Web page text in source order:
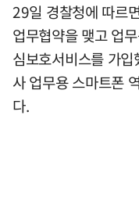
29일 경찰청에 따르
업무협약을 맺고 업
심보호서비스를 가
사 업무용 스마트폰
다.